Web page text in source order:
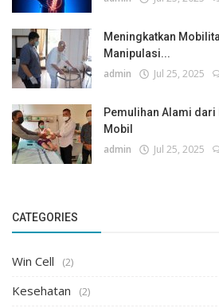
Meningkatkan
Manipulasi...
admin Jul 25, 2025
Pemulihan Alami dari
Mobil
admin Jul 25, 2025
CATEGORIES
Win Cell (2)
Kesehatan (2)